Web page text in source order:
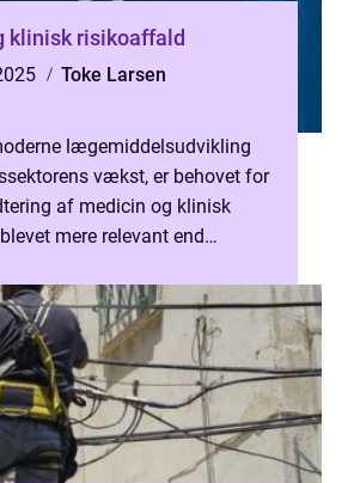
klinisk risikoaffald
Toke Larsen
lægemiddelsudvikling
vækst, er behovet for
af medicin og klinisk
mere relevant end